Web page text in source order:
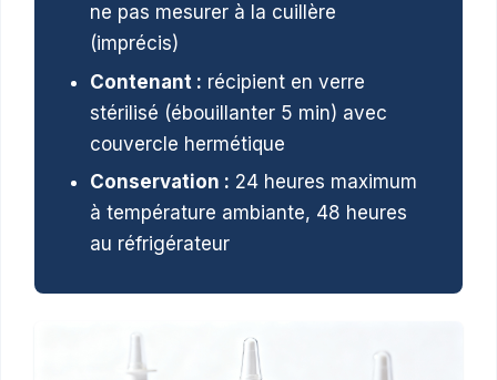
ne pas mesurer à la cuillère
(imprécis)
Contenant : récipient en verre
stérilisé (ébouillanter 5 min) avec
couvercle hermétique
Conservation : 24 heures maximum
à température ambiante, 48 heures
au réfrigérateur